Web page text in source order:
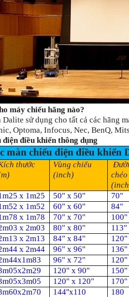
máy chiếu hãng nào?
sử dụng cho tất cả các hãng
Optoma, Infocus, Nec, BenQ,
điều khiển thông dụng
màn chiếu điện điều khiển
thước
Vùng chiếu
(inch)
chéo
x 1m25 50" x 50" 70"
x 1m52 60" x 60" 84"
x 1m78 70" x 70" 100"
x 2m03 80" x 80" 113"
x 2m13 84" x 84" 120"
x 2m44 96" x 96" 136"
96" x 72" 120"
120" x 90" 150"
120" x 120" 170"
144''x110 180